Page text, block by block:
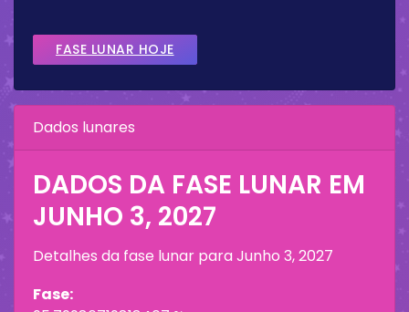
FASE LUNAR HOJE
Dados lunares
DADOS DA FASE LUNAR EM
JUNHO 3, 2027
Detalhes da fase lunar paraJunho 3, 2027
Fase: